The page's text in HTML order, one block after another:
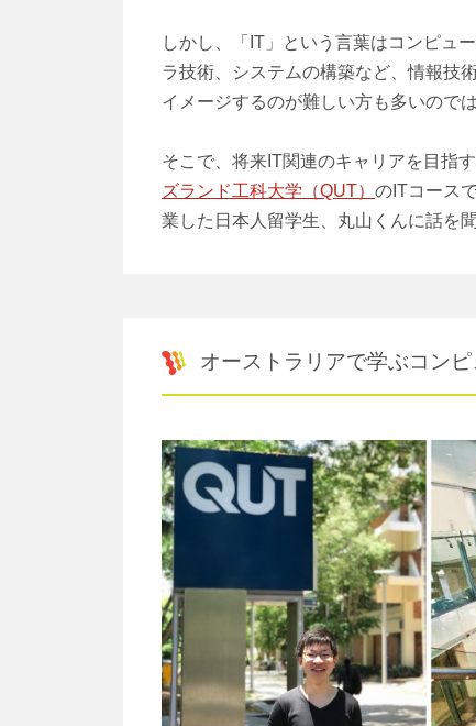
しかし、「IT」という言葉はコンピュ
ラ技術、システムの構築など、情報技
イメージするのが難しい方も多いので
そこで、将来IT関連のキャリアを目指
ズランド工科大学（QUT） のITコース
業した日本人留学生、丸山くんに話を
オーストラリアで学ぶコン